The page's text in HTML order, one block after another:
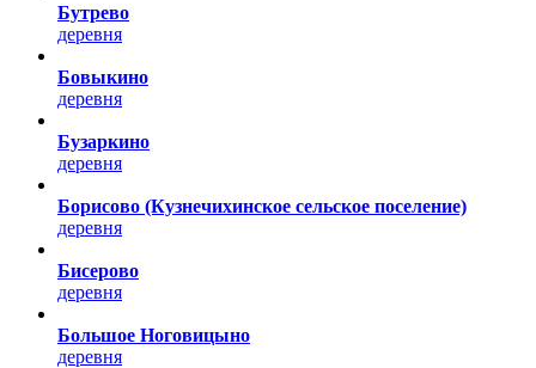
Бутрево
деревня
Бовыкино
деревня
Бузаркино
деревня
Борисово (Кузнечихинское сельское поселение)
деревня
Бисерово
деревня
Большое Ноговицыно
деревня